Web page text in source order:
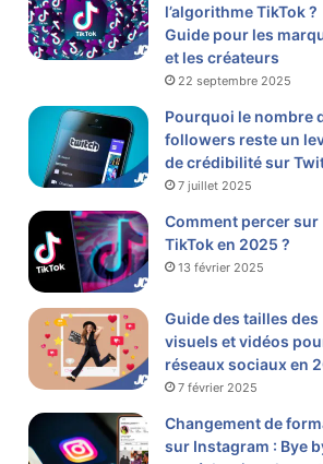
l’algorithme TikTok ?
Guide pour les
et les créateurs
22 septembre 2025
Pourquoi le nombre
followers reste un
de crédibilité sur
7 juillet 2025
Comment percer sur
TikTok en 2025 ?
13 février 2025
Guide des tailles des
visuels et vidéos
réseaux sociaux en
7 février 2025
Changement de
sur Instagram : Bye